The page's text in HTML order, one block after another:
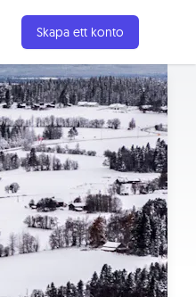
Skapa ett konto